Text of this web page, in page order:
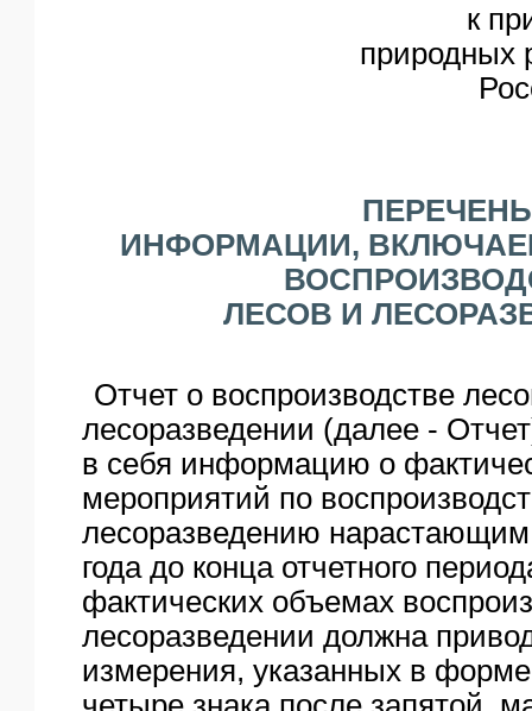
к
природных
ПЕРЕЧЕНЬ
ИНФОРМАЦИИ,
ЛЕСОВ И
Отчет о воспроизводстве
лесоразведении (далее -
в себя информацию о
мероприятий по
лесоразведению нарастающим
года до конца отчетного
фактических объемах
лесоразведении должна
измерения, указанных в